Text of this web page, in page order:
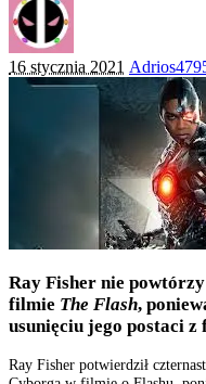
16 stycznia 2021 Posted
Ray Fisher nie
filmie The Flash,
usunięciu jego postaci z
Ray Fisher potwierdził